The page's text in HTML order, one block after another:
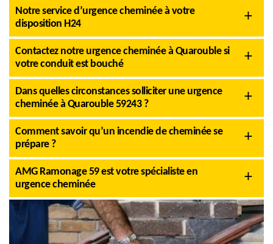
Notre service d’urgence cheminée à votre
disposition H24
Contactez notre urgence cheminée à Quarouble si
votre conduit est bouché
Dans quelles circonstances solliciter une urgence
cheminée à Quarouble 59243 ?
Comment savoir qu’un incendie de cheminée se
prépare ?
AMG Ramonage 59 est votre spécialiste en
urgence cheminée